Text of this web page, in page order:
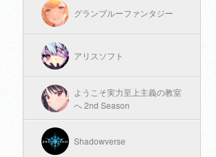
グランブルーファンタジー
アリスソフト
ようこそ実力至上主義の教室
へ 2nd Season
Shadowverse